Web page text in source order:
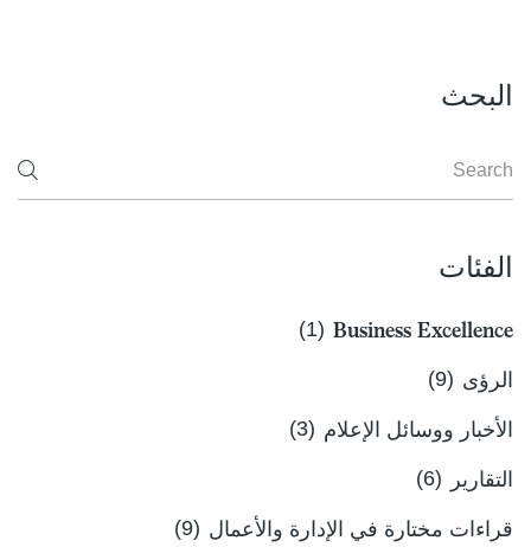
البحث
الفئات
Business Excellence
(1)
الرؤى (9)
الأخبار ووسائل الإعلام (3)
التقارير (6)
قراءات مختارة في الإدارة والأعمال (9)